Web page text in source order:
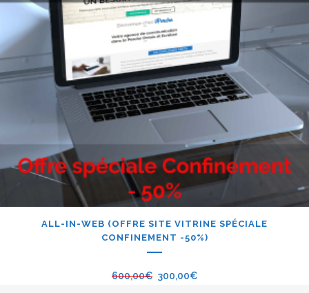
ALL-IN-WEB (OFFRE SITE VITRINE SPÉCIALE
CONFINEMENT -50%)
600,00€ 300,00€